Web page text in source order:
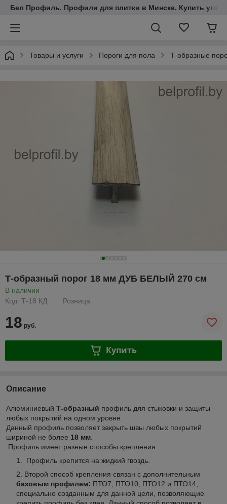
Бел Профиль. Профили для плитки в Минске. Купить
Товары и услуги Пороги для пола Т-образные
Т-образный порог 18 мм ДУБ БЕЛЫЙ 270 см
В наличии
Код: Т-18 КД
Розница
18 руб.
Купить
Описание
Алюминиевый Т-образный профиль для стыковки и защиты
любых покрытий на одном уровне.
Данный профиль позволяет закрыть швы любых покрытий
шириной не более 18 мм
Профиль имеет разные способы крепления:
Профиль крепится на жидкий гвоздь.
Второй способ крепления связан с дополнительным
базовым профилем: ПТО7, ПТО10, ПТО12 и ПТО14,
специально созданным для данной цели, позволяющие